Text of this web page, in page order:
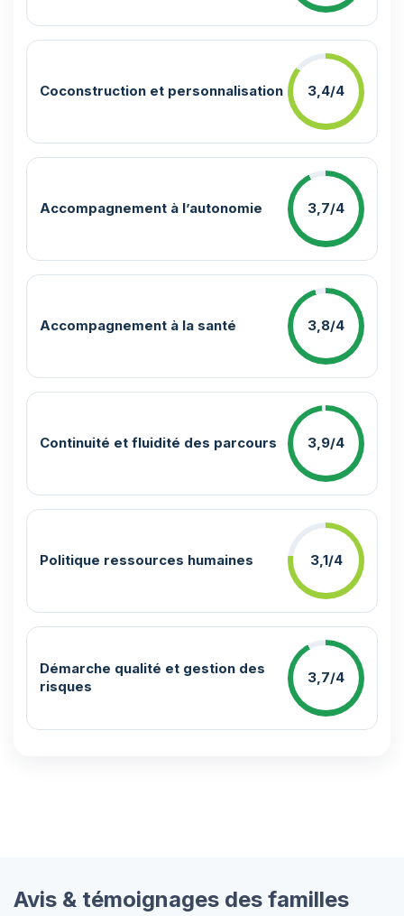
Coconstruction et personnalisation 3,4/4
Accompagnement à l’autonomie 3,7/4
Accompagnement à la santé 3,8/4
Continuité et fluidité des parcours 3,9/4
Politique ressources humaines 3,1/4
Démarche qualité et gestion des
risques
3,7/4
Avis & témoignages des familles